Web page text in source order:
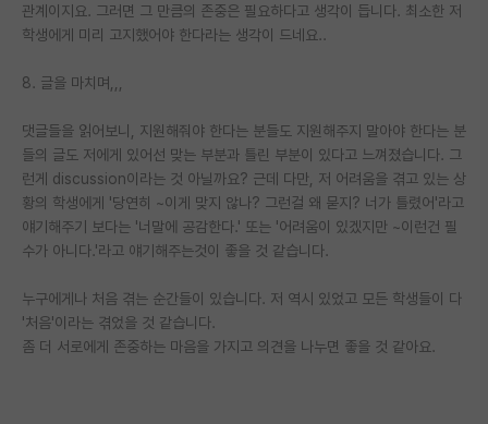
관계이지요. 그러면 그 만큼의 존중은 필요하다고 생각이 듭니다. 최소한 저
학생에게 미리 고지했어야 한다라는 생각이 드네요..
8. 글을 마치며,,,
댓글들을 읽어보니, 지원해줘야 한다는 분들도 지원해주지 말아야 한다는 분
들의 글도 저에게 있어선 맞는 부분과 틀린 부분이 있다고 느껴졌습니다. 그
런게 discussion이라는 것 아닐까요? 근데 다만, 저 어려움을 겪고 있는 상
황의 학생에게 '당연히 ~이게 맞지 않나? 그런걸 왜 묻지? 너가 틀렸어'라고
얘기해주기 보다는 '너말에 공감한다.' 또는 '어려움이 있겠지만 ~이런건 필
수가 아니다.'라고 얘기해주는것이 좋을 것 같습니다.
누구에게나 처음 겪는 순간들이 있습니다. 저 역시 있었고 모든 학생들이 다
'처음'이라는 겪었을 것 같습니다.
좀 더 서로에게 존중하는 마음을 가지고 의견을 나누면 좋을 것 같아요.